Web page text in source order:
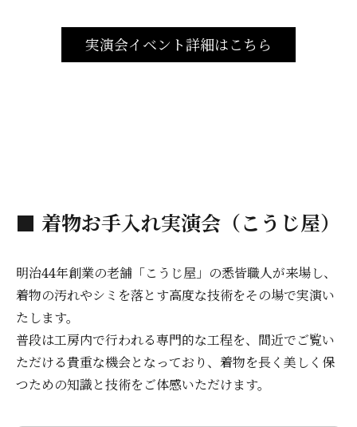
実演会イベント詳細はこちら
■ 着物お手入れ実演会（こうじ屋）
明治44年創業の老舗「こうじ屋」の悉皆職人が来場し、
着物の汚れやシミを落とす高度な技術をその場で実演い
たします。
普段は工房内で行われる専門的な工程を、間近でご覧い
ただける貴重な機会となっており、着物を長く美しく保
つための知識と技術をご体感いただけます。